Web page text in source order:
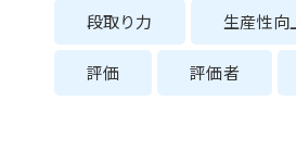
段取り力 生産性向
評価 評価者